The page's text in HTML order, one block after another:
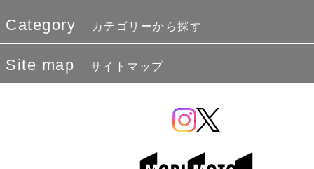
Category カテゴリーから探す
Site map サイトマップ